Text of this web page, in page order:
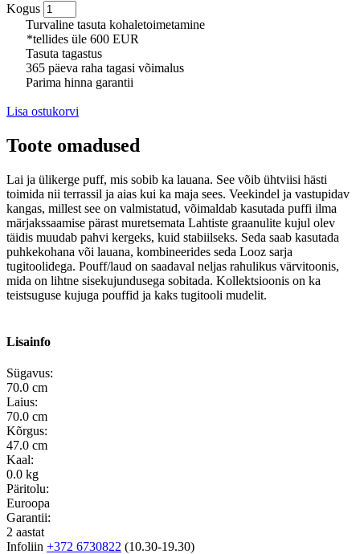
Kogus
Turvaline tasuta kohaletoimetamine
*tellides üle 600 EUR
Tasuta tagastus
365 päeva raha tagasi võimalus
Parima hinna garantii
Lisa ostukorvi
Toote omadused
Lai ja ülikerge puff, mis sobib ka lauana. See võib ühtviisi hästi
toimida nii terrassil ja aias kui ka maja sees. Veekindel ja vastupidav
kangas, millest see on valmistatud, võimaldab kasutada puffi ilma
märjakssaamise pärast muretsemata Lahtiste graanulite kujul olev
täidis muudab pahvi kergeks, kuid stabiilseks. Seda saab kasutada
puhkekohana või lauana, kombineerides seda Looz sarja
tugitoolidega. Pouff/laud on saadaval neljas rahulikus värvitoonis,
mida on lihtne sisekujundusega sobitada. Kollektsioonis on ka
teistsuguse kujuga pouffid ja kaks tugitooli mudelit.
Lisainfo
Sügavus:
70.0 cm
Laius:
70.0 cm
Kõrgus:
47.0 cm
Kaal:
0.0 kg
Päritolu:
Euroopa
Garantii:
2 aastat
Infoliin +372 6730822 (10.30-19.30)